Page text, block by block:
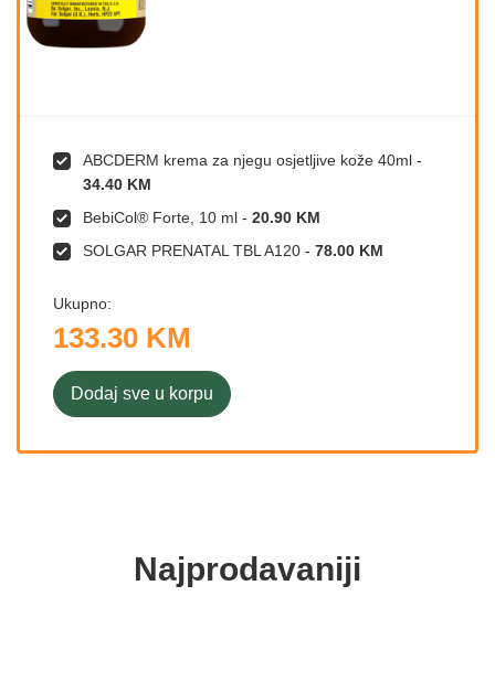
ABCDERM krema za njegu osjetljive kože 40ml -
34.40 KM
BebiCol® Forte, 10 ml - 20.90 KM
SOLGAR PRENATAL TBL A120 - 78.00 KM
Ukupno:
133.30 KM
Dodaj sve u korpu
Najprodavaniji